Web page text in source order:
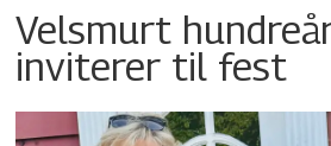
Velsmurt
inviterer til fest